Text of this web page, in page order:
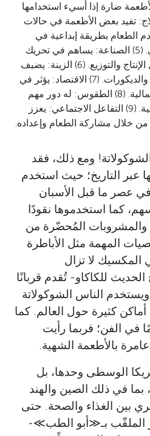
ضارة إذا أُسيء استخدامها
في تناولها. (3) العلاج: تفيد بعض الأطعمة في حالات
يُستخدم الطعام بطريقة إبداعية في
فنون الطهي والتعبير الثقافي. (5) الصناعة: يساهم في تحريك
الأنشطة الاقتصادية من خلال الإنتاج والتوزيع. (6) الزينة: يضيف
لمسة جمالية في المناسبات والديكورات. (7) الاقتصاد: يؤثر في
التجارة والأسواق والأنظمة المالية. (8) الطقوس: له دور مهم
في المراسم الثقافية والروحية. (9) التفاعل الاجتماعي: يعزز
من خلال مشاركة الطعام وإعداده.
ومع ذلك، فقد
عبر التاريخ؛ حيث استخدم
عصر ما قبل الأسبان
كما استخدموها نقودًا
والمشروبات المُحضّرة من
المهمة مثل الأباطرة
المكسيك لا تزال
للكاكاو- تُقدم قربانًا
الناس الشوكولاتة
كثيرة حول العالم. كما
في الفن؛ فربما رأيت
بالأطعمة الشهية.
الوسطى وحدها، بل
في ذلك الصين والهند
بين الغذاء والصحة. حتى
بـ≫أبو الطب≪
-